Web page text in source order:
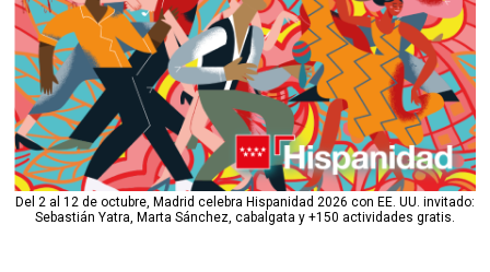
Del 2 al 12 de octubre, Madrid celebra Hispanidad 2026 con EE. UU. invitado:
Sebastián Yatra, Marta Sánchez, cabalgata y +150 actividades gratis.